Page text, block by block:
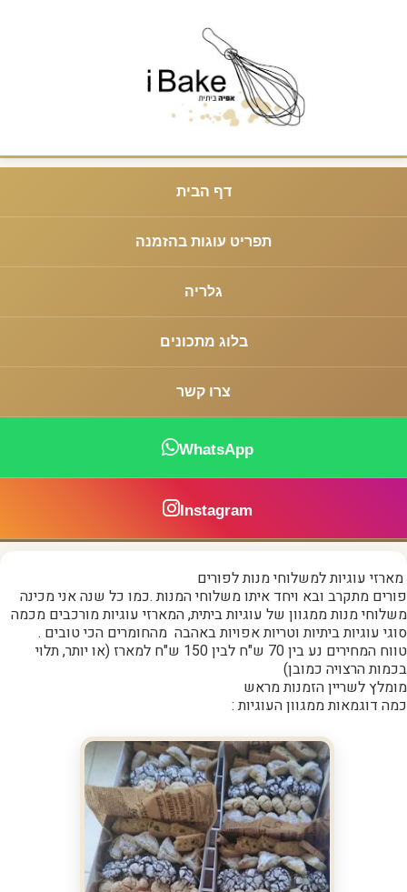
דף הבית
תפריט עוגות בהזמנה
גלריה
בלוג מתכונים
צרו קשר
WhatsApp
Instagram
מארזי עוגיות למשלוחי מנות לפורים
פורים מתקרב ובא ויחד איתו משלוחי המנות .כמו כל שנה אני מכינה
משלוחי מנות ממגוון של עוגיות ביתית, המארזי עוגיות מורכבים מכמה
סוגי עוגיות ביתיות וטריות אפויות באהבה מהחומרים הכי טובים .
טווח המחירים נע בין 70 ש"ח לבין 150 ש"ח למארז (או יותר, תלוי
בכמות הרצויה כמובן)
מומלץ לשריין הזמנות מראש
כמה דוגמאות ממגוון העוגיות :